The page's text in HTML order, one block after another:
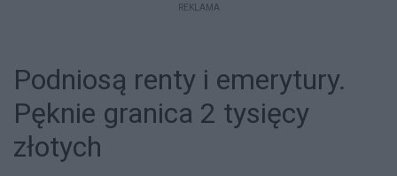
REKLAMA
Podniosą renty i emerytury.
Pęknie granica 2 tysięcy
złotych